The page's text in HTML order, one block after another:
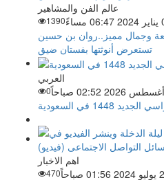
عالم الفن والمشاهير
1390
وجمال مميز..روان بن حسين
تستعرض أنوثتها بفستان ضيق
العربي
0
في السعودية
اهم الاخبار
470